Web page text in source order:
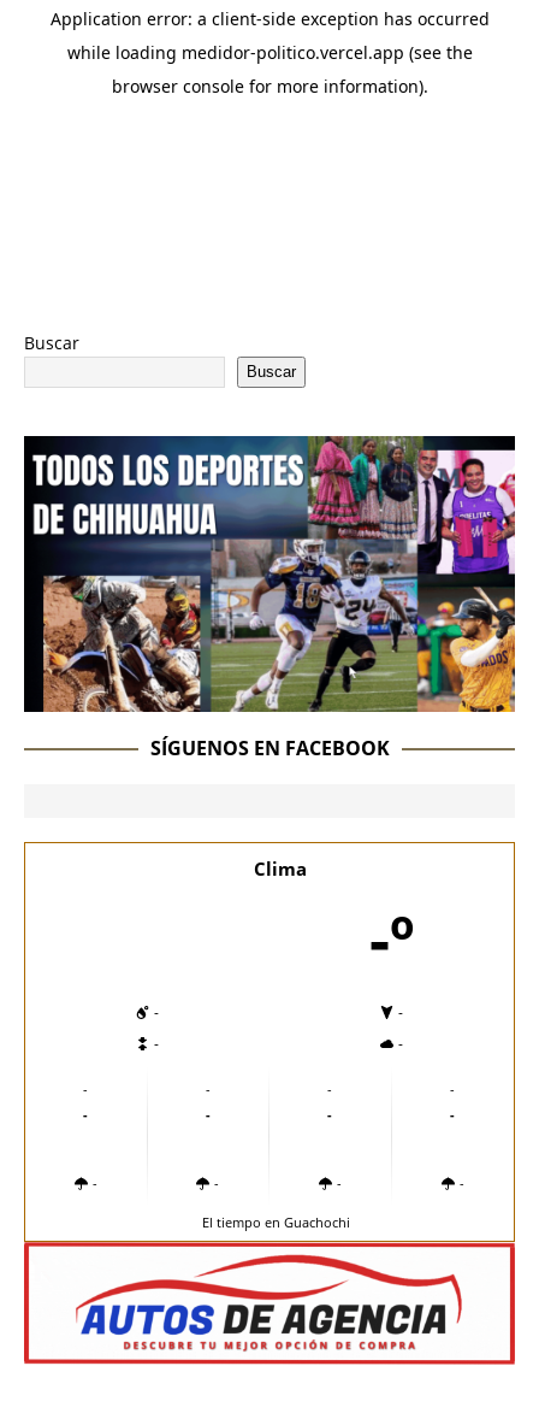
Buscar
Buscar
SÍGUENOS EN FACEBOOK
Clima
-º
-
-
-
-
-
-
-
-
-
-
-
-
-
-
-
-
El tiempo en Guachochi